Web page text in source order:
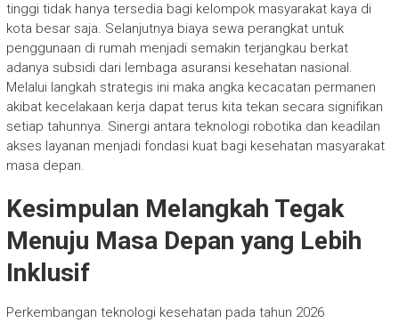
tinggi tidak hanya tersedia bagi kelompok masyarakat kaya di
kota besar saja. Selanjutnya biaya sewa perangkat untuk
penggunaan di rumah menjadi semakin terjangkau berkat
adanya subsidi dari lembaga asuransi kesehatan nasional.
Melalui langkah strategis ini maka angka kecacatan permanen
akibat kecelakaan kerja dapat terus kita tekan secara signifikan
setiap tahunnya. Sinergi antara teknologi robotika dan keadilan
akses layanan menjadi fondasi kuat bagi kesehatan masyarakat
masa depan.
Kesimpulan Melangkah Tegak
Menuju Masa Depan yang Lebih
Inklusif
Perkembangan teknologi kesehatan pada tahun 2026